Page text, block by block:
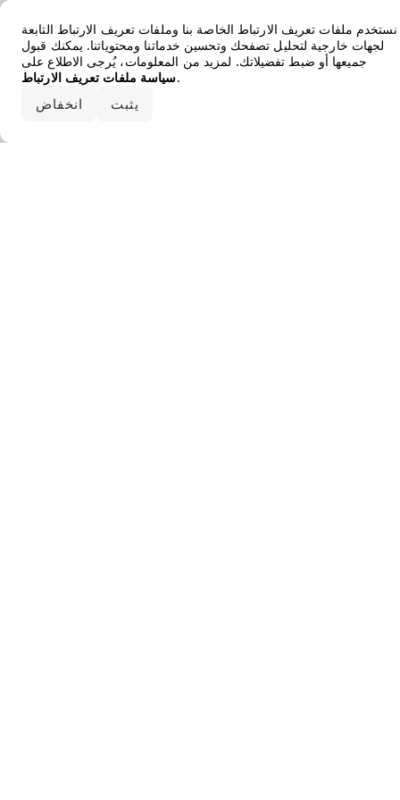
نستخدم ملفات تعريف الارتباط الخاصة بنا وملفات تعريف الارتباط التابعة
لجهات خارجية لتحليل تصفحك وتحسين خدماتنا ومحتوياتنا. يمكنك قبول
جميعها أو ضبط تفضيلاتك. لمزيد من المعلومات، يُرجى الاطلاع على
سياسة ملفات تعريف الارتباط.
انخفاض يثبت
Error loading the brand